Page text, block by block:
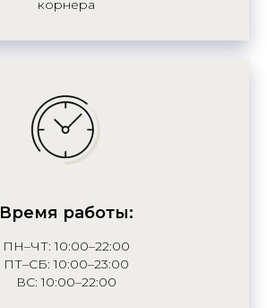
корнера
Время работы:
ПН–ЧТ: 10:00–22:00
ПТ–СБ: 10:00–23:00
ВС: 10:00–22:00